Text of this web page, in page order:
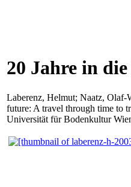
20 Jahre in
Laberenz, Helmut; Naatz, Olaf-
future: A travel through time to
Universität für Bodenkultur